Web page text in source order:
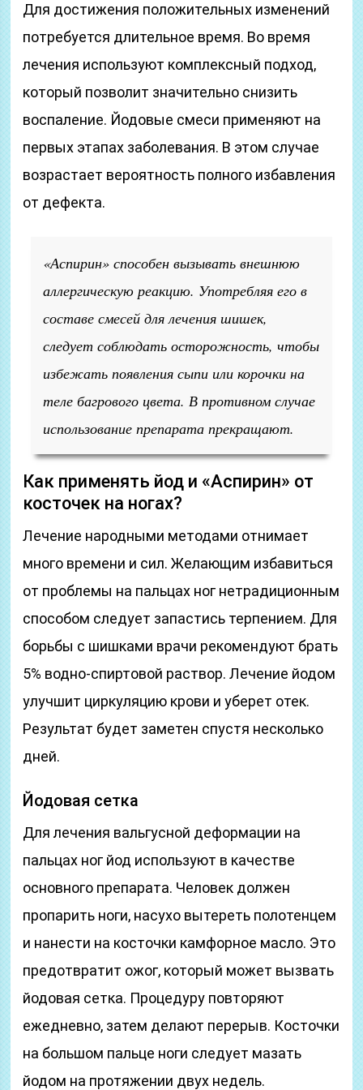
Для достижения положительных изменений
потребуется длительное время. Во время
лечения используют комплексный подход,
который позволит значительно снизить
воспаление. Йодовые смеси применяют на
первых этапах заболевания. В этом случае
возрастает вероятность полного избавления
от дефекта.
«Аспирин» способен вызывать внешнюю
аллергическую реакцию. Употребляя его в
составе смесей для лечения шишек,
следует соблюдать осторожность, чтобы
избежать появления сыпи или корочки на
теле багрового цвета. В противном случае
использование препарата прекращают.
Как применять йод и «Аспирин» от
косточек на ногах?
Лечение народными методами отнимает
много времени и сил. Желающим избавиться
от проблемы на пальцах ног нетрадиционным
способом следует запастись терпением. Для
борьбы с шишками врачи рекомендуют брать
5% водно-спиртовой раствор. Лечение йодом
улучшит циркуляцию крови и уберет отек.
Результат будет заметен спустя несколько
дней.
Йодовая сетка
Для лечения вальгусной деформации на
пальцах ног йод используют в качестве
основного препарата. Человек должен
пропарить ноги, насухо вытереть полотенцем
и нанести на косточки камфорное масло. Это
предотвратит ожог, который может вызвать
йодовая сетка. Процедуру повторяют
ежедневно, затем делают перерыв. Косточки
на большом пальце ноги следует мазать
йодом на протяжении двух недель.